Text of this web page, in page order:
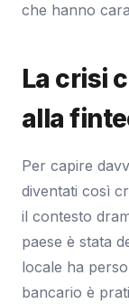
che hanno
La crisi
alla
Per capire
diventati così
il contesto
paese è stata
locale ha
bancario è